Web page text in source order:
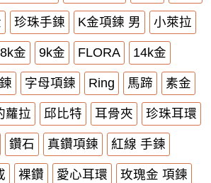
珍珠手鍊 K金項鍊 男 小萊拉
金 9k金 FLORA 14k金
字母項鍊 Ring 馬蹄 素金
蘿拉 邱比特 耳骨夾 珍珠耳環
鑽石 真鑽項鍊 紅線 手鍊
裸鑽 愛心耳環 玫瑰金 項鍊